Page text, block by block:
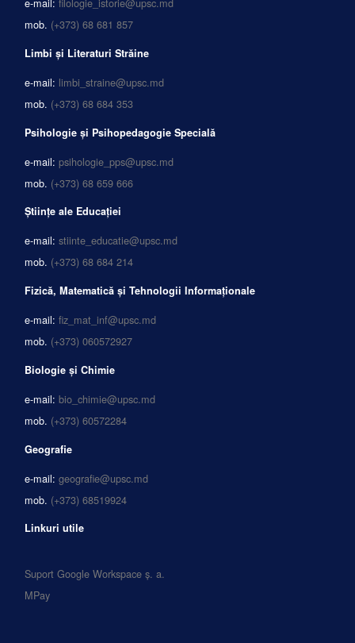
mob. (+373) 68 681 857
Limbi și Literaturi Străine
e-mail: limbi_straine@upsc.md
mob. (+373) 68 684 353
Psihologie și Psihopedagogie Specială
e-mail: psihologie_pps@upsc.md
mob. (+373) 68 659 666
Științe ale Educației
e-mail: stiinte_educatie@upsc.md
mob. (+373) 68 684 214
Fizică, Matematică și Tehnologii Informaționale
e-mail: fiz_mat_inf@upsc.md
mob. (+373) 060572927
Biologie și Chimie
e-mail: bio_chimie@upsc.md
mob. (+373) 60572284
Geografie
e-mail: geografie@upsc.md
mob. (+373) 68519924
Linkuri utile
Suport Google Workspace ș. a.
MPay